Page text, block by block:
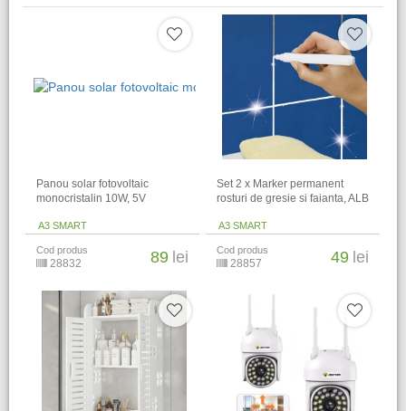
Panou solar fotovoltaic
monocristalin 10W, 5V
A3 SMART
Cod produs
28832 89 lei
Set 2 x Marker permanent
rosturi de gresie si faianta, ALB
A3 SMART
Cod produs
28857 49 lei